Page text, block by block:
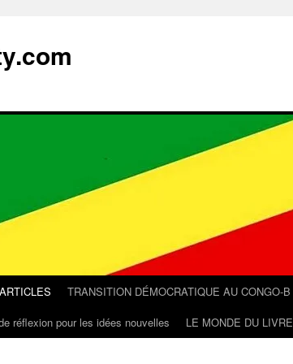
TRANSITION DÉMOCRATIQUE AU CONGO-B
réflexion pour les idées nouvelles LE MONDE DU LIVRE